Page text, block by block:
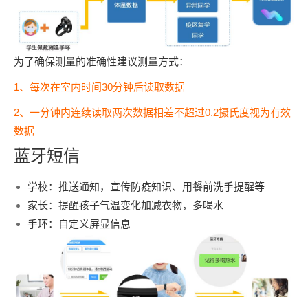
为了确保测量的准确性建议测量方式：
1、每次在室内时间30分钟后读取数据
2、一分钟内连续读取两次数据相差不超过0.2摄氏度视为有效
数据
蓝牙短信
学校：推送通知，宣传防疫知识、用餐前洗手提醒等
家长：提醒孩子气温变化加减衣物，多喝水
手环：自定义屏显信息